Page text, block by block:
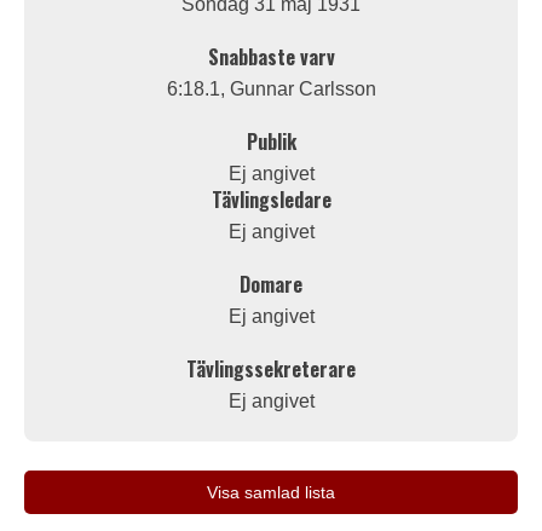
Söndag 31 maj 1931
Snabbaste varv
6:18.1, Gunnar Carlsson
Publik
Ej angivet
Tävlingsledare
Ej angivet
Domare
Ej angivet
Tävlingssekreterare
Ej angivet
Visa samlad lista